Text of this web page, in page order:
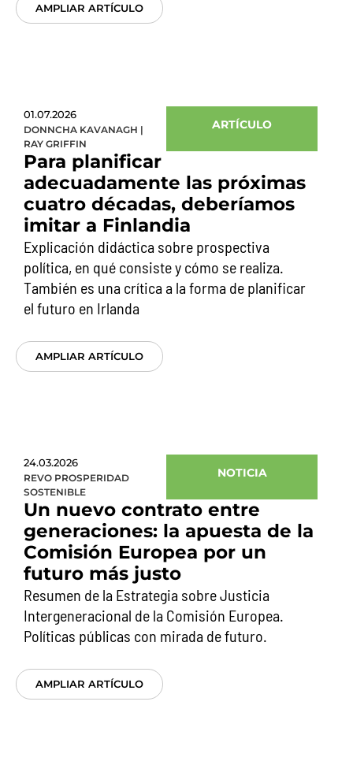
AMPLIAR ARTÍCULO
01.07.2026
DONNCHA KAVANAGH |
RAY GRIFFIN
ARTÍCULO
Para planificar
adecuadamente las próximas
cuatro décadas, deberíamos
imitar a Finlandia
Explicación didáctica sobre prospectiva
política, en qué consiste y cómo se realiza.
También es una crítica a la forma de planificar
el futuro en Irlanda
AMPLIAR ARTÍCULO
24.03.2026
REVO PROSPERIDAD
SOSTENIBLE
NOTICIA
Un nuevo contrato entre
generaciones: la apuesta de la
Comisión Europea por un
futuro más justo
Resumen de la Estrategia sobre Justicia
Intergeneracional de la Comisión Europea.
Políticas públicas con mirada de futuro.
AMPLIAR ARTÍCULO